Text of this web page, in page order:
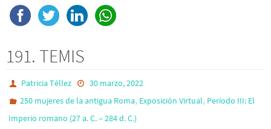
191. TEMIS
Patricia Téllez
30 marzo, 2022
250 mujeres de la antigua Roma, Exposición Virtual, Período III: El
Imperio romano (27 a. C. – 284 d. C.)